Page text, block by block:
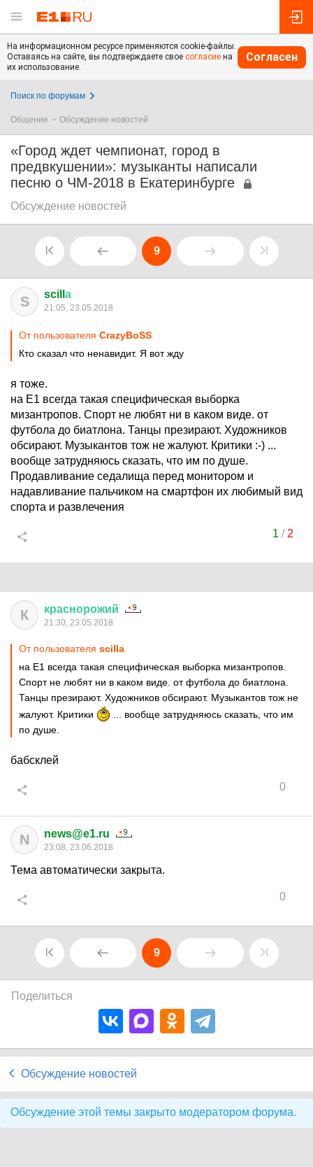
На информационном ресурсе применяются cookie-файлы.
Оставаясь на сайте, вы подтверждаете свое согласие на
их использование.
Согласен
Поиск по форумам
Общение Обсуждение новостей
«Город ждет чемпионат, город в
предвкушении»: музыканты написали
песню о ЧМ-2018 в Екатеринбурге
Обсуждение новостей
9
S scill а
21:05, 23.05.2018
От пользователя CrazyBoSS
Кто сказал что ненавидит. Я вот жду
я тоже.
на Е1 всегда такая специфическая выборка
мизантропов. Спорт не любят ни в каком виде. от
футбола до биатлона. Танцы презирают. Художников
обсирают. Музыкантов тож не жалуют. Критики :-) ...
вообще затрудняюсь сказать, что им по душе.
Продавливание седалища перед монитором и
надавливание пальчиком на смартфон их любимый вид
спорта и развлечения
1 / 2
К краснорожий
21:30, 23.05.2018
От пользователя scillа
на Е1 всегда такая специфическая выборка мизантропов.
Спорт не любят ни в каком виде. от футбола до биатлона.
Танцы презирают. Художников обсирают. Музыкантов тож не
жалуют. Критики
... вообще затрудняюсь сказать, что им
по душе.
бабсклей
0
N news@e1.ru
23:08, 23.06.2018
Тема автоматически закрыта.
0
9
Поделиться
Обсуждение новостей
Обсуждение этой темы закрыто модератором форума.